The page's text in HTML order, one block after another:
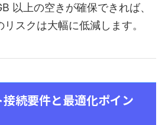
以上の空きが確保できれば、
スクは大幅に低減します。
続要件と最適化ポイン